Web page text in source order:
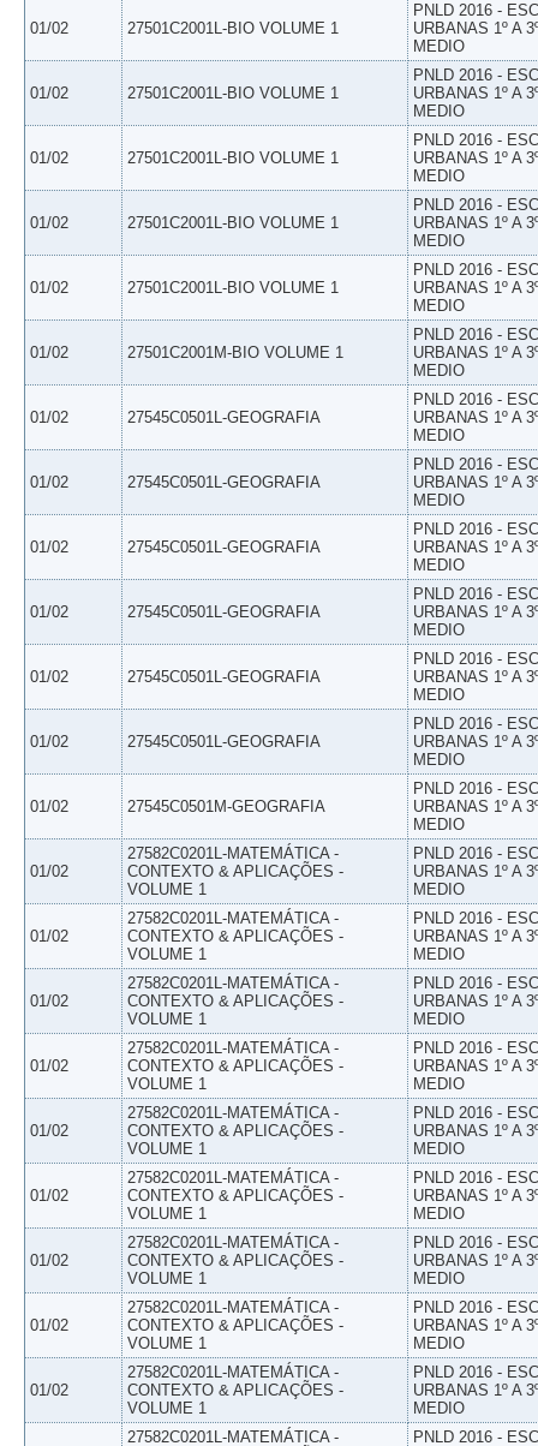
01/02 27501C2001L-BIO VOLUME 1
PNLD 2016 -
URBANAS 1º A
MEDIO
01/02 27501C2001L-BIO VOLUME 1
PNLD 2016 -
URBANAS 1º A
MEDIO
01/02 27501C2001L-BIO VOLUME 1
PNLD 2016 -
URBANAS 1º A
MEDIO
01/02 27501C2001L-BIO VOLUME 1
PNLD 2016 -
URBANAS 1º A
MEDIO
01/02 27501C2001L-BIO VOLUME 1
PNLD 2016 -
URBANAS 1º A
MEDIO
01/02 27501C2001M-BIO VOLUME 1
PNLD 2016 -
URBANAS 1º A
MEDIO
01/02 27545C0501L-GEOGRAFIA
PNLD 2016 -
URBANAS 1º A
MEDIO
01/02 27545C0501L-GEOGRAFIA
PNLD 2016 -
URBANAS 1º A
MEDIO
01/02 27545C0501L-GEOGRAFIA
PNLD 2016 -
URBANAS 1º A
MEDIO
01/02 27545C0501L-GEOGRAFIA
PNLD 2016 -
URBANAS 1º A
MEDIO
01/02 27545C0501L-GEOGRAFIA
PNLD 2016 -
URBANAS 1º A
MEDIO
01/02 27545C0501L-GEOGRAFIA
PNLD 2016 -
URBANAS 1º A
MEDIO
01/02 27545C0501M-GEOGRAFIA
PNLD 2016 -
URBANAS 1º A
MEDIO
01/02
27582C0201L-MATEMÁTICA -
CONTEXTO & APLICAÇÕES -
VOLUME 1
PNLD 2016 -
URBANAS 1º A
MEDIO
01/02
27582C0201L-MATEMÁTICA -
CONTEXTO & APLICAÇÕES -
VOLUME 1
PNLD 2016 -
URBANAS 1º A
MEDIO
01/02
27582C0201L-MATEMÁTICA -
CONTEXTO & APLICAÇÕES -
VOLUME 1
PNLD 2016 -
URBANAS 1º A
MEDIO
01/02
27582C0201L-MATEMÁTICA -
CONTEXTO & APLICAÇÕES -
VOLUME 1
PNLD 2016 -
URBANAS 1º A
MEDIO
01/02
27582C0201L-MATEMÁTICA -
CONTEXTO & APLICAÇÕES -
VOLUME 1
PNLD 2016 -
URBANAS 1º A
MEDIO
01/02
27582C0201L-MATEMÁTICA -
CONTEXTO & APLICAÇÕES -
VOLUME 1
PNLD 2016 -
URBANAS 1º A
MEDIO
01/02
27582C0201L-MATEMÁTICA -
CONTEXTO & APLICAÇÕES -
VOLUME 1
PNLD 2016 -
URBANAS 1º A
MEDIO
01/02
27582C0201L-MATEMÁTICA -
CONTEXTO & APLICAÇÕES -
VOLUME 1
PNLD 2016 -
URBANAS 1º A
MEDIO
01/02
27582C0201L-MATEMÁTICA -
CONTEXTO & APLICAÇÕES -
VOLUME 1
PNLD 2016 -
URBANAS 1º A
MEDIO
27582C0201L-MATEMÁTICA -
PNLD 2016 -